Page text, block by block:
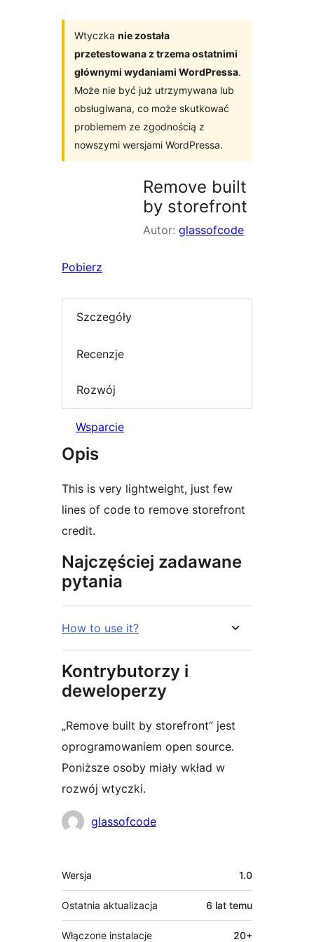
Wtyczka nie została
przetestowana z trzema ostatnimi
głównymi wydaniami WordPressa.
Może nie być już utrzymywana lub
obsługiwana, co może skutkować
problemem ze zgodnością z
nowszymi wersjami WordPressa.
Remove built
by storefront
Autor: glassofcode
Pobierz
Szczegóły
Recenzje
Rozwój
Wsparcie
Opis
This is very lightweight, just few
lines of code to remove storefront
credit.
Najczęściej zadawane
pytania
How to use it?
Kontrybutorzy i
deweloperzy
„Remove built by storefront” jest
oprogramowaniem open source.
Poniższe osoby miały wkład w
rozwój wtyczki.
Zaangażowani
glassofcode
Meta
Wersja 1.0
Ostatnia aktualizacja 6 lat temu
Włączone instalacje 20+